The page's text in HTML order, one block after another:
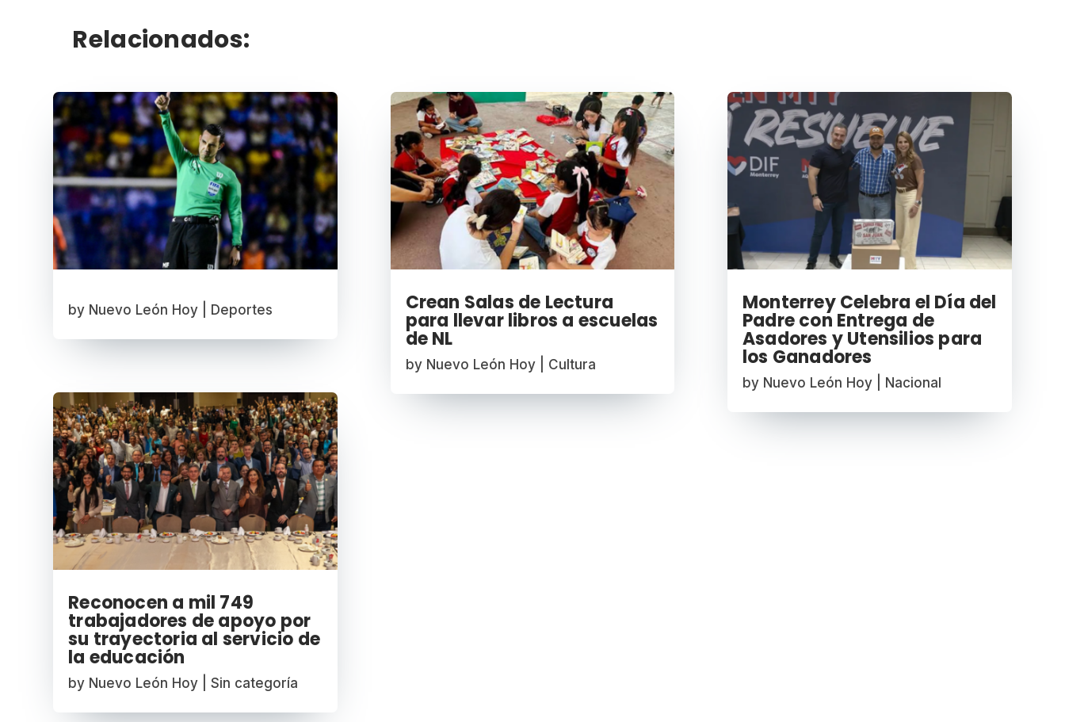
Relacionados:
by Nuevo León Hoy Deportes
Reconocen a mil 749
trabajadores de apoyo por
su trayectoria al servicio de
la educación
by Nuevo León Hoy |Sin categoría
Crean Salas de Lectura
para llevar libros a escuelas
de NL
by Nuevo León Hoy| Cultura
Monterrey Celebra el Día del
Padre con Entrega de
Asadores y Utensilios para
los Ganadores
by Nuevo León Hoy| Nacional